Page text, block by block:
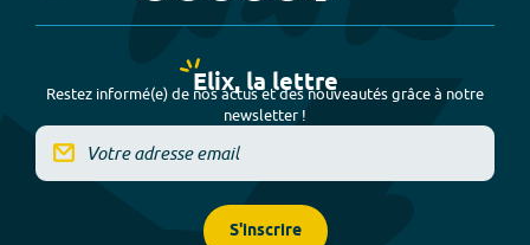
Elix, la lettre
Restez informé(e) de nos actus et des nouveautés grâce à notre
newsletter !
S'inscrire